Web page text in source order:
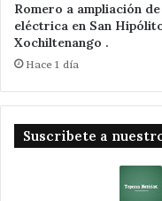
Romero a ampliación
eléctrica en San
Xochiltenango .
Hace 1 día
Suscribete a